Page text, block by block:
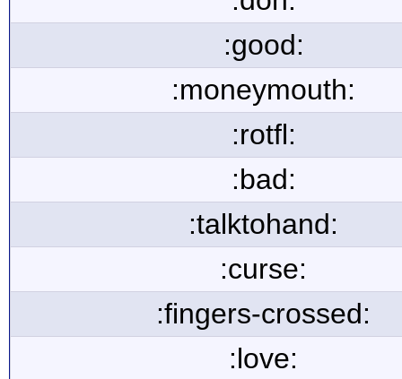
:good:
:moneymouth:
:rotfl:
:bad:
:talktohand:
:curse:
:fingers-crossed:
:love: